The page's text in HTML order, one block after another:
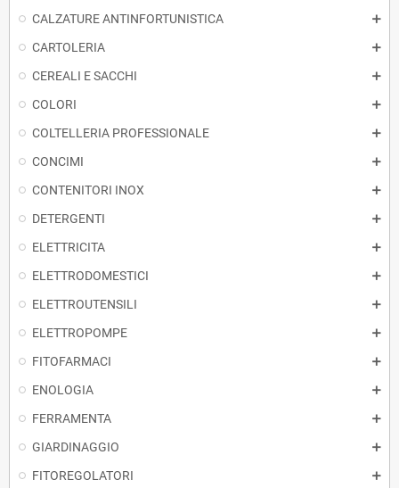
CALZATURE ANTINFORTUNISTICA
CARTOLERIA
CEREALI E SACCHI
COLORI
COLTELLERIA PROFESSIONALE
CONCIMI
CONTENITORI INOX
DETERGENTI
ELETTRICITA
ELETTRODOMESTICI
ELETTROUTENSILI
ELETTROPOMPE
FITOFARMACI
ENOLOGIA
FERRAMENTA
GIARDINAGGIO
FITOREGOLATORI